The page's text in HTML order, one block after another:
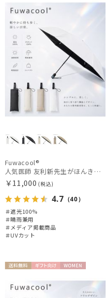
荷
X
Fuwacool®
人気医師 友利新先生がほんきで作った”絶対に忘れない誰でも日傘”ワンタッチ開閉日傘【晴雨兼用折りたたみ日傘】フワクール® (Fuwacool®) 雨の日OK 軽量 遮光100% UV100％
￥11,000 (税込)
4.7 （40）
＃遮光100%
＃晴雨兼用
＃メディア掲載商品
＃UVカット
料
向け